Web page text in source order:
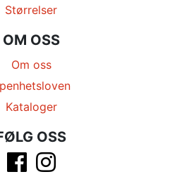
Størrelser
OM OSS
Om oss
Kataloger
OSS